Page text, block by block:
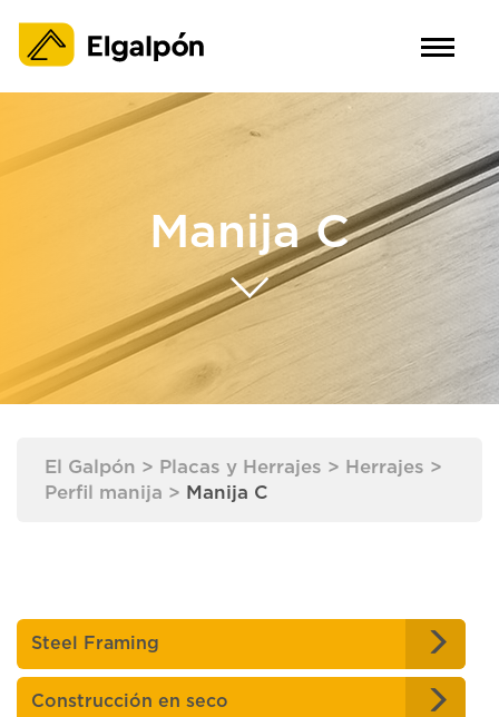
Manija C
El Galpón > Placas y Herrajes > Herrajes >
Perfil manija > Manija C
Steel Framing
Construcción en seco